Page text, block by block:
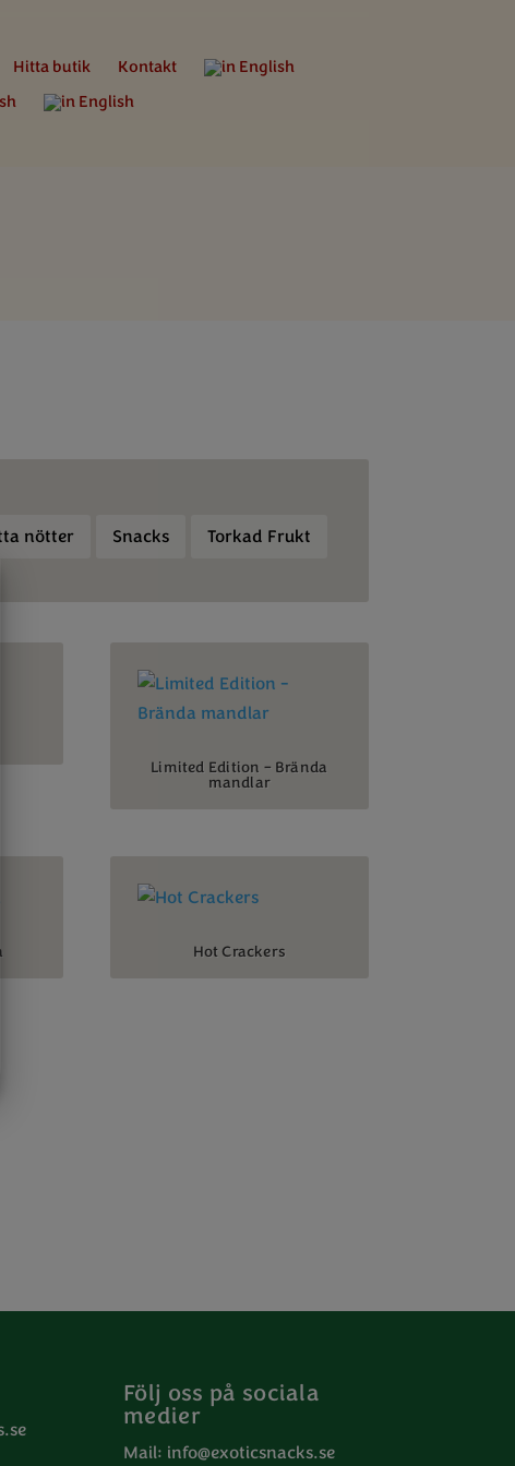
Hitta butik Kontakt
nötter Snacks Torkad Frukt
Limited Edition – Brända
mandlar
Hot Crackers
Följ oss på sociala
medier
Mail: info@exoticsnacks.se